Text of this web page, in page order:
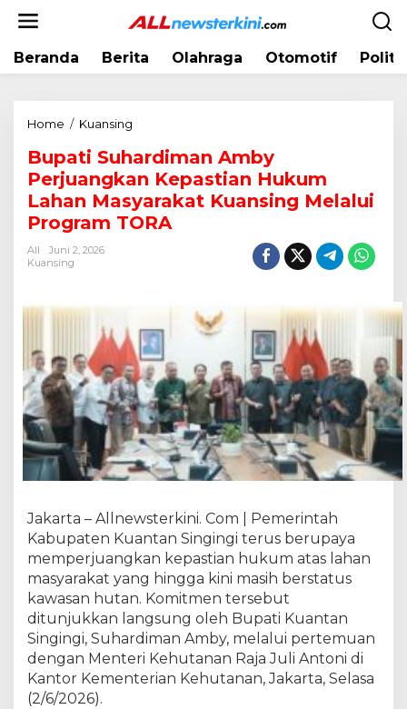
Beranda Berita Olahraga Otomotif
Home / Kuansing
p
a
t
i
S
i
m
a
n
A
m
b
y
r
j
u
a
n
g
k
K
Bupati Suhardiman Amby
Perjuangkan Kepastian Hukum
Lahan Masyarakat Kuansing Melalui
Program TORA
All
Juni 2, 2026
Kuansing
Jakarta – Allnewsterkini. Com | Pemerintah
Kabupaten Kuantan Singingi terus berupaya
memperjuangkan kepastian hukum atas lahan
masyarakat yang hingga kini masih berstatus
kawasan hutan. Komitmen tersebut
ditunjukkan langsung oleh Bupati Kuantan
Singingi, Suhardiman Amby, melalui pertemuan
dengan Menteri Kehutanan Raja Juli Antoni di
Kantor Kementerian Kehutanan, Jakarta, Selasa
(2/6/2026).